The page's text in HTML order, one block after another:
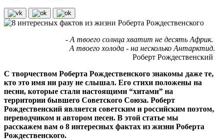
- А твоего солнца хватит не десять Африк.
А твоего холода - на несколько Антарктид.
Роберт Рождественский
С творчеством Роберта Рождественского знакомы даже те,
кто это имя ни разу не слышал. Его стихи положены на
песни, которые стали настоящими “хитами” на
территории бывшего Советского Союза. Роберт
Рождественский является советским и российским поэтом,
переводчиком и автором песен. В этой статье мы
расскажем вам о 8 интересных фактах из жизни Роберта
Рождественского.